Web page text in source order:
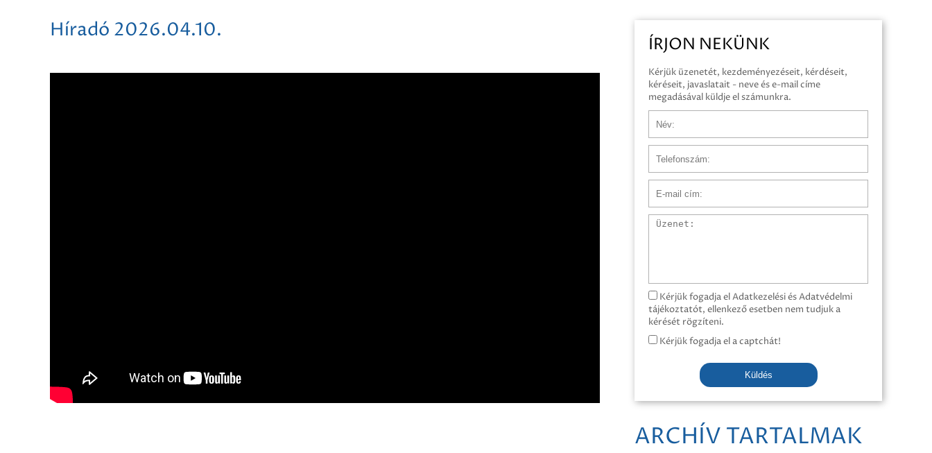
Híradó 2026.04.10.
ÍRJON NEKÜNK
Kérjük üzenetét, kezdeményezéseit, kérdéseit,
kéréseit, javaslatait - neve és e-mail címe
megadásával küldje el számunkra.
Üzenet
Kérjük fogadja el Adatkezelési és Adatvédelmi
tájékoztatót, ellenkező esetben nem tudjuk a
kérését rögzíteni.
Kérjük fogadja el a captchát!
Küldés
ARCHÍV TARTALMAK